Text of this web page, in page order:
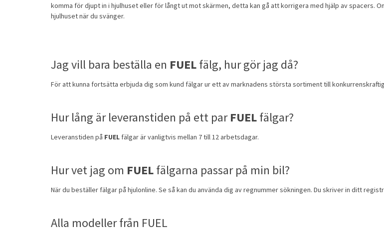
komma för djupt in i hjulhuset eller för långt ut mot skärmen, detta kan gå att korrigera med hjälp av spacers.
hjulhuset när du svänger.
Jag vill bara beställa en FUELfälg, hur gör jag då?
För att kunna fortsätta erbjuda dig som kund fälgar ur ett av marknadens största sortiment till
Hur lång är leveranstiden på ett parFUELfälgar?
Leveranstiden på FUEL fälgar är vanligtvis mellan 7 till 12 arbetsdagar.
Hur vet jag om FUELfälgarna passar på min bil?
När du beställer fälgar på hjulonline. Se så kan du använda dig av regnummer sökningen. Du skriver in ditt
Alla modeller från FUEL